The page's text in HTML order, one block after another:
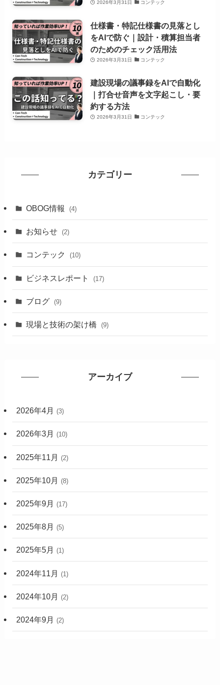
2026年3月31日 コンテック
仕様書・特記仕様書の見落とし
をAIで防ぐ｜設計・積算担当者
のためのチェック活用法
2026年3月31日 コンテック
建設現場の議事録をAIで自動化
｜打合せ音声を文字起こし・要
約する方法
2026年3月31日 コンテック
カテゴリー
OBOG情報 (4)
お知らせ (2)
コンテック (10)
ビジネスレポート (17)
ブログ (9)
現場と技術の架け橋 (9)
アーカイブ
2026年4月 (3)
2026年3月 (10)
2025年11月 (2)
2025年10月 (8)
2025年9月 (17)
2025年8月 (5)
2025年5月 (1)
2024年11月 (1)
2024年10月 (2)
2024年9月 (2)